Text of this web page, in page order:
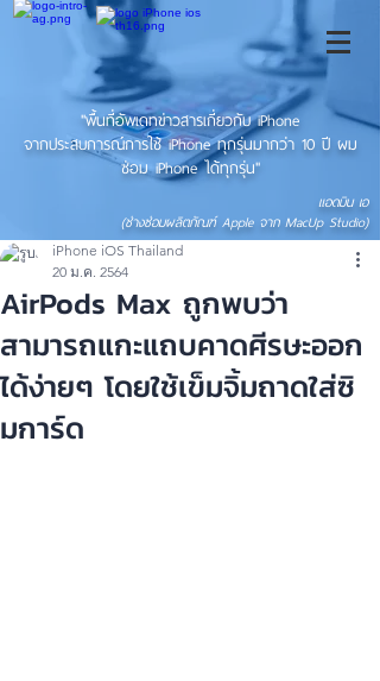
"พื้นที่อัพเดทข่าวสารเกี่ยวกับ iPhone
จากประสบการณ์การใช้ iPhone ทุกรุ่นมากว่า 10 ปี ผม
ซ่อม iPhone ได้ทุกรุ่น"
แอดมิน เอ
(ช่างซ่อมผลิตภัณฑ์ Apple จาก MacUp Studio)
AirPods Max ถูกพบว่า
สามารถแกะแถบคาดศีรษะออก
ได้ง่ายๆ โดยใช้เข็มจิ้มถาดใส่ซิ
มการ์ด
iPhone iOS Thailand
20 ม.ค. 2564